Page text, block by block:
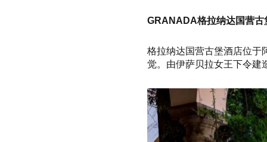
GRANADA格拉纳达国营古
格拉纳达国营古堡酒店位于
觉。 由伊萨贝拉女王下令建